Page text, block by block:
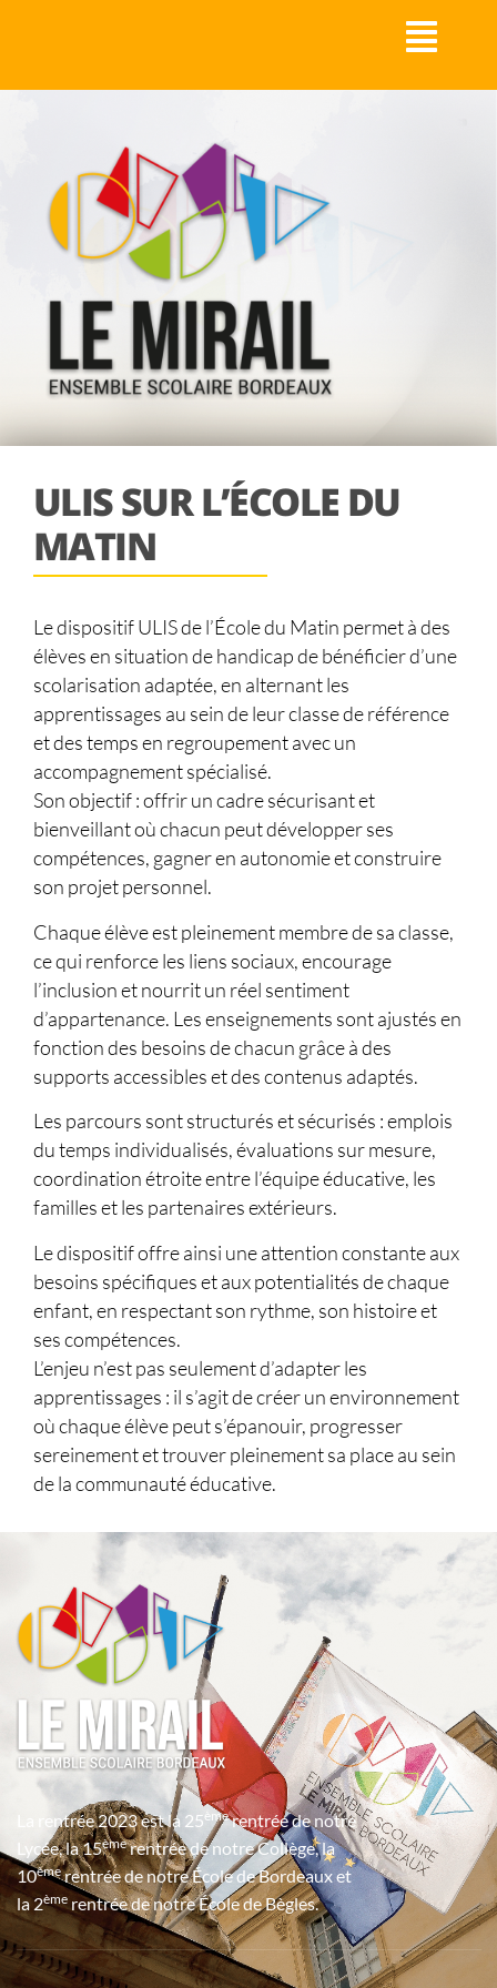
ULIS SUR L’ÉCOLE DU
MATIN
Le dispositif ULIS de l’École du Matin permet à des
élèves en situation de handicap de bénéficier d’une
scolarisation adaptée, en alternant les
apprentissages au sein de leur classe de référence
et des temps en regroupement avec un
accompagnement spécialisé.
Son objectif : offrir un cadre sécurisant et
bienveillant où chacun peut développer ses
compétences, gagner en autonomie et construire
son projet personnel.
Chaque élève est pleinement membre de sa classe,
ce qui renforce les liens sociaux, encourage
l’inclusion et nourrit un réel sentiment
d’appartenance. Les enseignements sont ajustés en
fonction des besoins de chacun grâce à des
supports accessibles et des contenus adaptés.
Les parcours sont structurés et sécurisés : emplois
du temps individualisés, évaluations sur mesure,
coordination étroite entre l’équipe éducative, les
familles et les partenaires extérieurs.
Le dispositif offre ainsi une attention constante aux
besoins spécifiques et aux potentialités de chaque
enfant, en respectant son rythme, son histoire et
ses compétences.
L’enjeu n’est pas seulement d’adapter les
apprentissages : il s’agit de créer un environnement
où chaque élève peut s’épanouir, progresser
sereinement et trouver pleinement sa place au sein
de la communauté éducative.
La rentrée 2023 est la 25èmerentrée de notre
Lycée, la 15èmerentrée de notre Collège, la
10èmerentrée de notre École de Bordeaux et
la 2ème rentrée de notre École de Bègles.